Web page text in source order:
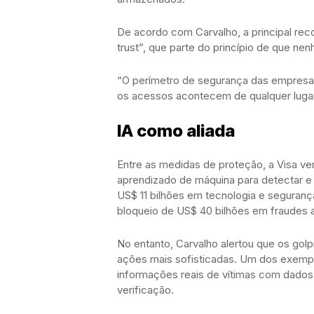
De acordo com Carvalho, a principal
trust”, que parte do princípio de que
“O perímetro de segurança das
os acessos acontecem de qualquer
IA como aliada
Entre as medidas de proteção, a Visa
aprendizado de máquina para detectar
US$ 11 bilhões em tecnologia e
bloqueio de US$ 40 bilhões em fraudes
No entanto, Carvalho alertou que os
ações mais sofisticadas. Um dos
informações reais de vítimas com
verificação.